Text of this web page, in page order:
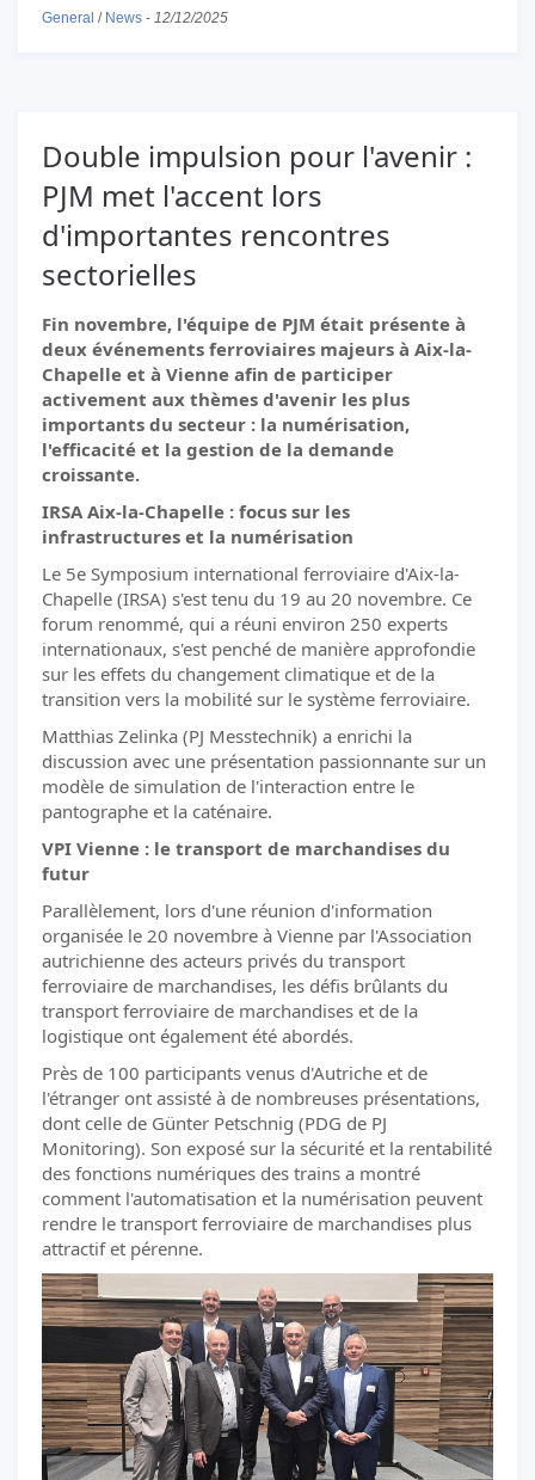
General / News - 12/12/2025
Double impulsion pour l'avenir :
PJM met l'accent lors
d'importantes rencontres
sectorielles
Fin novembre, l'équipe de PJM était présente à
deux événements ferroviaires majeurs à Aix-la-
Chapelle et à Vienne afin de participer
activement aux thèmes d'avenir les plus
importants du secteur : la numérisation,
l'efficacité et la gestion de la demande
croissante.
IRSA Aix-la-Chapelle : focus sur les
infrastructures et la numérisation
Le 5e Symposium international ferroviaire d'Aix-la-
Chapelle (IRSA) s'est tenu du 19 au 20 novembre. Ce
forum renommé, qui a réuni environ 250 experts
internationaux, s'est penché de manière approfondie
sur les effets du changement climatique et de la
transition vers la mobilité sur le système ferroviaire.
Matthias Zelinka (PJ Messtechnik) a enrichi la
discussion avec une présentation passionnante sur un
modèle de simulation de l'interaction entre le
pantographe et la caténaire.
VPI Vienne : le transport de marchandises du
futur
Parallèlement, lors d'une réunion d'information
organisée le 20 novembre à Vienne par l'Association
autrichienne des acteurs privés du transport
ferroviaire de marchandises, les défis brûlants du
transport ferroviaire de marchandises et de la
logistique ont également été abordés.
Près de 100 participants venus d'Autriche et de
l'étranger ont assisté à de nombreuses présentations,
dont celle de Günter Petschnig (PDG de PJ
Monitoring). Son exposé sur la sécurité et la rentabilité
des fonctions numériques des trains a montré
comment l'automatisation et la numérisation peuvent
rendre le transport ferroviaire de marchandises plus
attractif et pérenne.